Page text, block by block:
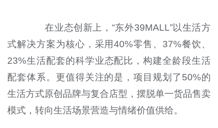
在业态创新上，“东外39MALL”以生活方
式解决方案为核心，采用40%零售、37%餐饮、
23%生活配套的科学业态配比，构建全龄段生活
配套体系。更值得关注的是，项目规划了50%的
生活方式原创品牌与复合店型，摆脱单一货品售卖
模式，转向生活场景营造与情绪价值供给。